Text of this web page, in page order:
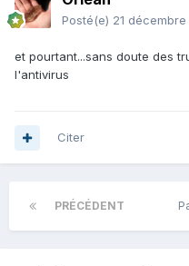
Posté(e) 21
et pourtant...sans doute des
l'antivirus
Citer
PRÉCÉDENT